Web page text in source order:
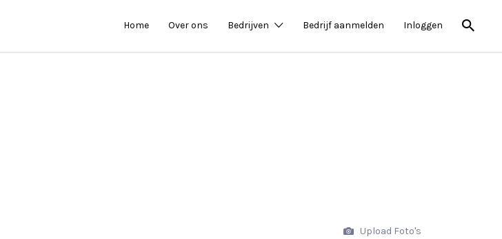
Home Over ons Bedrijven Bedrijf aanmelden Inloggen
Upload Foto's